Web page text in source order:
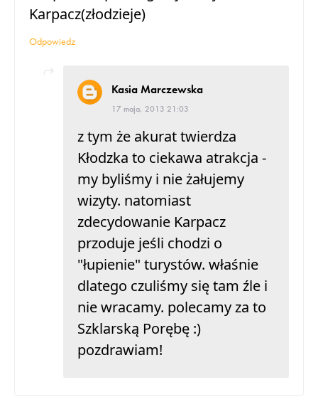
Karpacz(złodzieje)
Odpowiedz
Kasia Marczewska
17 maja, 2013 21:03
z tym że akurat twierdza
Kłodzka to ciekawa atrakcja -
my byliśmy i nie żałujemy
wizyty. natomiast
zdecydowanie Karpacz
przoduje jeśli chodzi o
"łupienie" turystów. właśnie
dlatego czuliśmy się tam źle i
nie wracamy. polecamy za to
Szklarską Porębę :)
pozdrawiam!